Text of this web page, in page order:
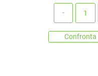
Confronta